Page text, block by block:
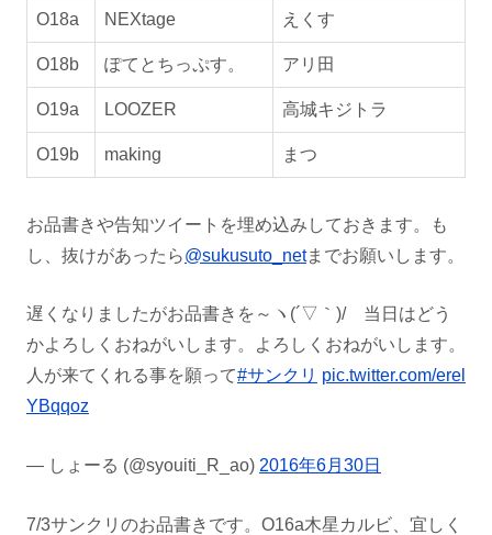
O18a NEXtage えくす
O18b ぽてとちっぷす。 アリ田
O19a LOOZER 高城キジトラ
O19b making まつ
お品書きや告知ツイートを埋め込みしておきます。も
し、抜けがあったら@sukusuto_netまでお願いします。
遅くなりましたがお品書きを～ヽ(´▽｀)/ 当日はどう
かよろしくおねがいします。よろしくおねがいします。
人が来てくれる事を願って#サンクリ pic.twitter.com/erel
YBqqoz
— しょーる (@syouiti_R_ao) 2016年6月30日
7/3サンクリのお品書きです。O16a木星カルビ、宜しく